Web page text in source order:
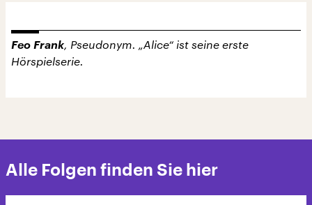
Feo Frank, Pseudonym. „Alice“ ist seine erste
Hörspielserie.
Alle Folgen finden Sie hier